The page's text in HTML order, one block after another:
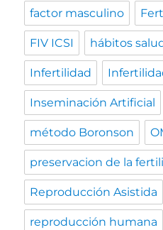
factor masculino
FIV ICSI hábitos
Infertilidad
Inseminación Artificial
método Boronson
preservacion de la
Reproducción Asistida
reproducción humana